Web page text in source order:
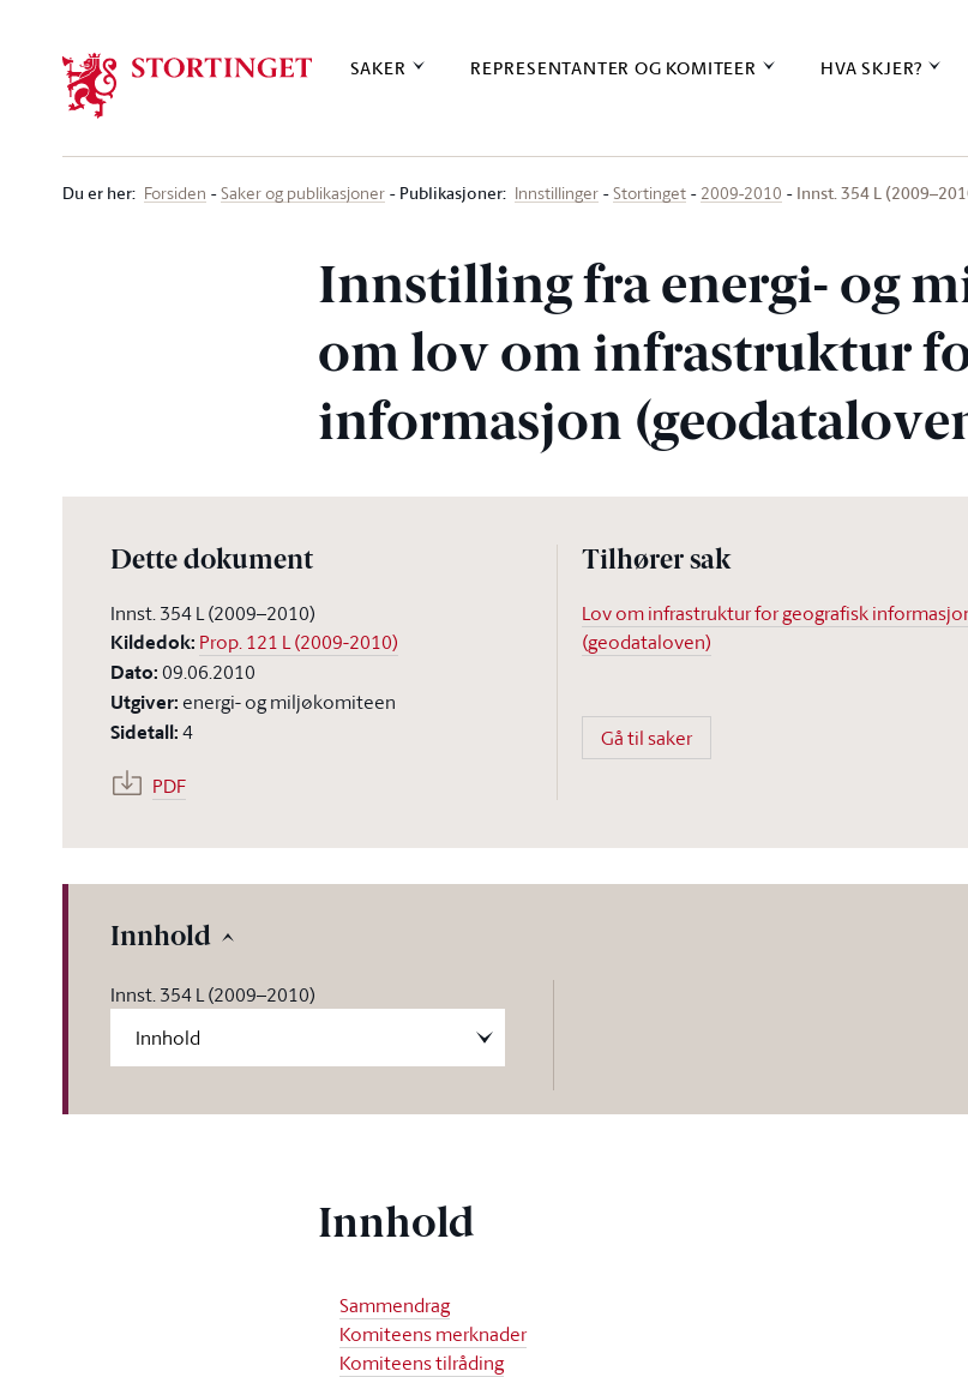
SAKER REPRESENTANTER OG KOMITEER HVA SKJER?
Du er her: Forsiden Saker og publikasjoner Publikasjoner: Innstillinger Stortinget 2009-2010 Innst. 354 L
Innstilling fra energi- og
om lov om infrastruktur
informasjon
Dette dokument
Innst. 354 L (2009–2010)
Kildedok: Prop. 121 L (2009-2010)
Dato:09.06.2010
Utgiver: energi- og miljøkomiteen
Sidetall:4
PDF
Tilhører sak
Lov om infrastruktur for geografisk
(geodataloven)
Gå til saker
Innhold
Innst. 354 L (2009–2010)
Innhold
Sammendrag
Komiteens merknader
Komiteens tilråding